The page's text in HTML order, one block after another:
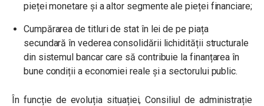
pieței monetare și a altor segmente ale pieței financiare;
Cumpărarea de titluri de stat în lei de pe piața
secundară în vederea consolidării lichidității structurale
din sistemul bancar care să contribuie la finanțarea în
bune condiții a economiei reale și a sectorului public.
În funcție de evoluția situației, Consiliul de administrație